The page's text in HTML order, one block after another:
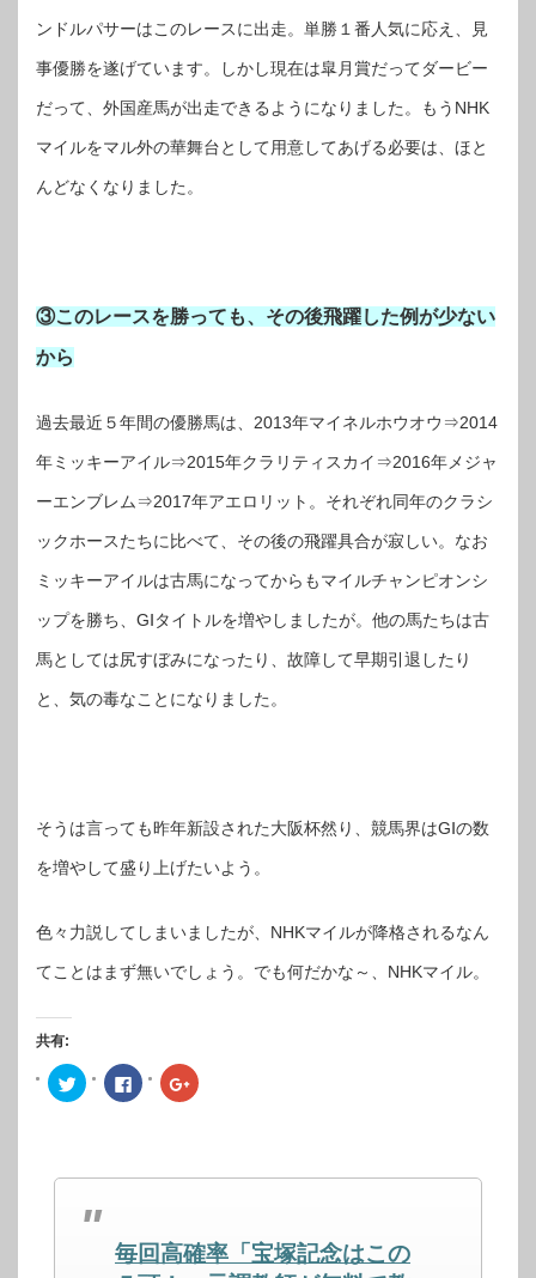
ンドルパサーはこのレースに出走。単勝１番人気に応え、見
事優勝を遂げています。しかし現在は皐月賞だってダービー
だって、外国産馬が出走できるようになりました。もうNHK
マイルをマル外の華舞台として用意してあげる必要は、ほと
んどなくなりました。
③このレースを勝っても、その後飛躍した例が少ない
から
過去最近５年間の優勝馬は、2013年マイネルホウオウ⇒2014
年ミッキーアイル⇒2015年クラリティスカイ⇒2016年メジャ
ーエンブレム⇒2017年アエロリット。それぞれ同年のクラシ
ックホースたちに比べて、その後の飛躍具合が寂しい。なお
ミッキーアイルは古馬になってからもマイルチャンピオンシ
ップを勝ち、GⅠタイトルを増やしましたが。他の馬たちは古
馬としては尻すぼみになったり、故障して早期引退したり
と、気の毒なことになりました。
そうは言っても昨年新設された大阪杯然り、競馬界はGⅠの数
を増やして盛り上げたいよう。
色々力説してしまいましたが、NHKマイルが降格されるなん
てことはまず無いでしょう。でも何だかな～、NHKマイル。
共有:
ク
リ
で
有
(新
Facebook
で
は
し
て
ク
リ
で
い
ウ
毎回高確率「宝塚記念はこの